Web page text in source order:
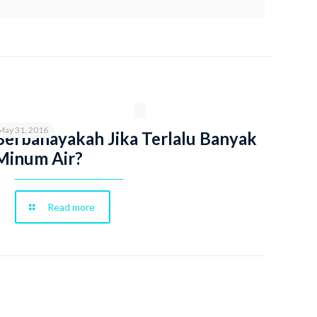
31, 2016
Jika Terlalu Banyak
Air?
Read more